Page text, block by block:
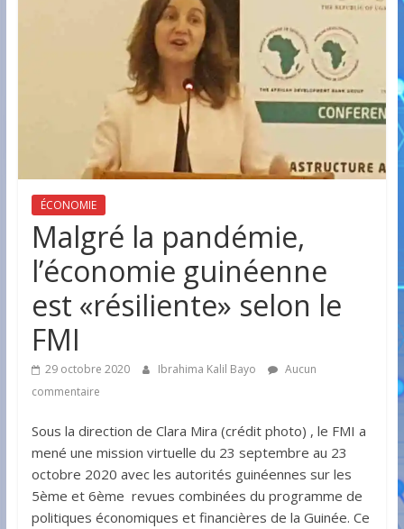
ÉCONOMIE
Malgré la pandémie,
l’économie guinéenne
est «résiliente» selon le
FMI
29 octobre 2020 Ibrahima Kalil Bayo
Aucun
commentaire
Sous la direction de Clara Mira (crédit photo) , le FMI a
mené une mission virtuelle du 23 septembre au 23
octobre 2020 avec les autorités guinéennes sur les
5ème et 6ème revues combinées du programme de
politiques économiques et financières de la Guinée. Ce